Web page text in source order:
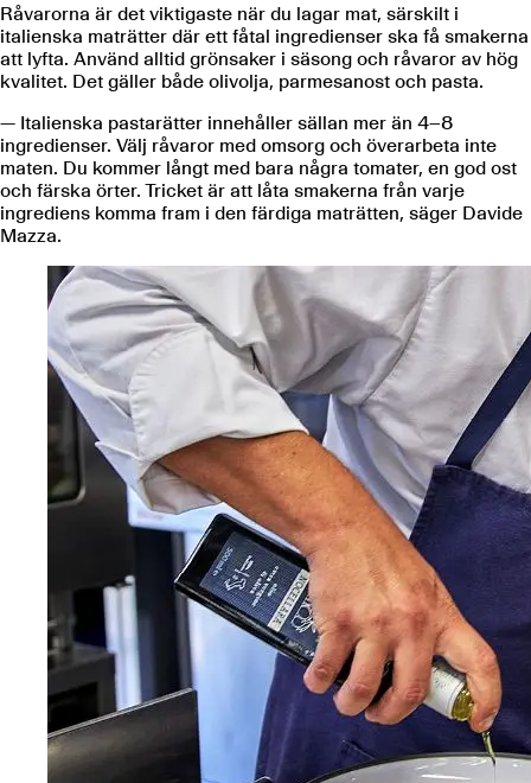
Råvarorna är det viktigaste när du lagar mat, särskilt i
italienska maträtter där ett fåtal ingredienser ska få smakerna
att lyfta. Använd alltid grönsaker i säsong och råvaror av hög
kvalitet. Det gäller både olivolja, parmesanost och pasta.
— Italienska pastarätter innehåller sällan mer än 4–8
ingredienser. Välj råvaror med omsorg och överarbeta inte
maten. Du kommer långt med bara några tomater, en god ost
och färska örter. Tricket är att låta smakerna från varje
ingrediens komma fram i den färdiga maträtten, säger Davide
Mazza.